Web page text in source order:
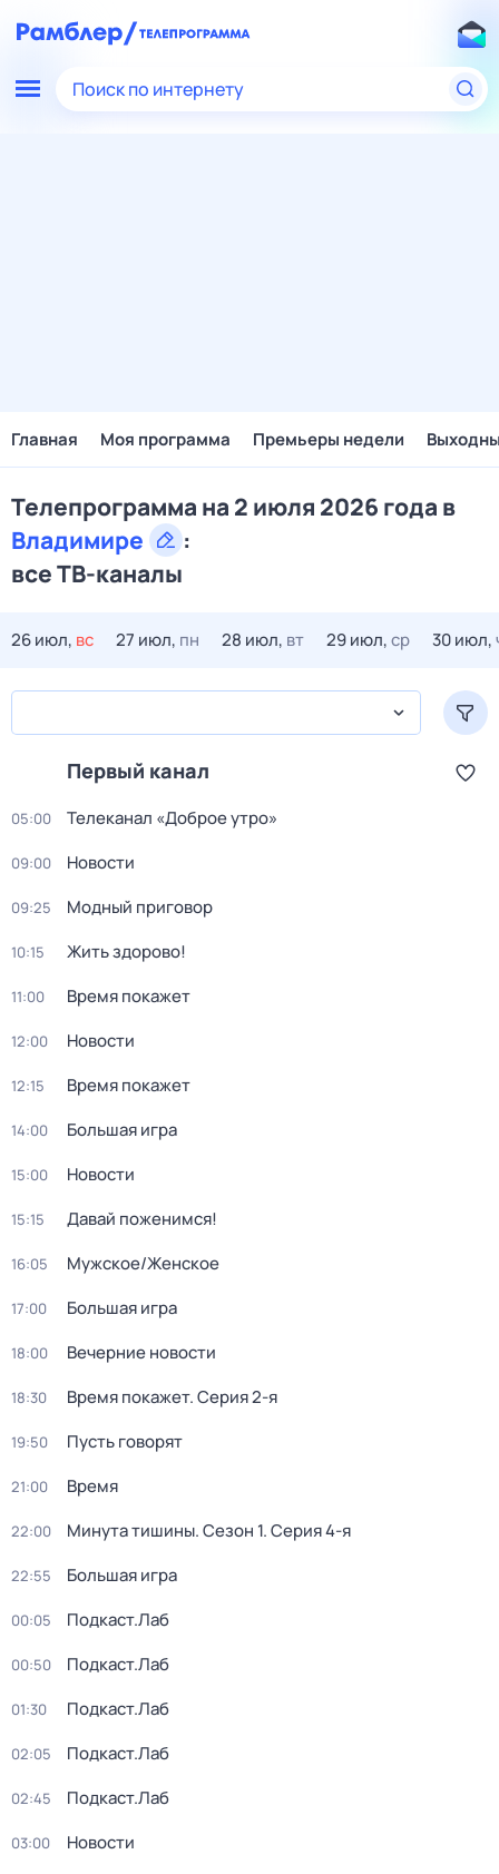
Поиск по интернету
Главная Моя программа Премьеры недели
Телепрограмма на 2 июля 2026 года в
Владимире
:
все ТВ-каналы
26 июл, вс 27 июл, пн 28 июл, вт 29 июл,ср 30 июл,
Первый канал
05:00 Телеканал «Доброе утро»
09:00 Новости
09:25 Модный приговор
10:15 Жить здорово!
11:00 Время покажет
12:00 Новости
12:15 Время покажет
14:00 Большая игра
15:00 Новости
15:15 Давай поженимся!
16:05 Мужское/Женское
17:00 Большая игра
18:00 Вечерние новости
18:30 Время покажет. Серия 2-я
19:50 Пусть говорят
21:00 Время
22:00 Минута тишины. Сезон 1. Серия 4-я
22:55 Большая игра
00:05 Подкаст.Лаб
00:50 Подкаст.Лаб
01:30 Подкаст.Лаб
02:05 Подкаст.Лаб
02:45 Подкаст.Лаб
03:00 Новости